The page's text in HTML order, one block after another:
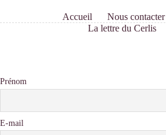
Accueil Nous contacter
La lettre du Cerlis
Prénom
E-mail